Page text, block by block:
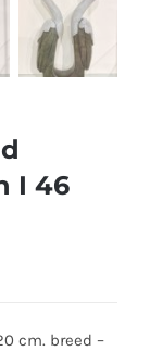
I 46
cm. breed –